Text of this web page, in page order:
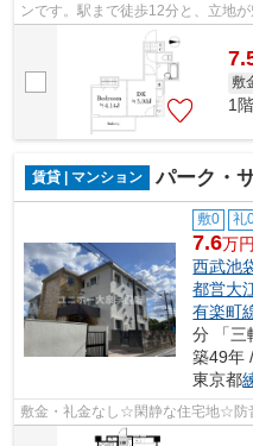
ンです。駅まで徒歩12分と、立地
石神井公園エリアの物件は如何でし
敷
1
賃貸 | マンション パーク・
敷0 礼
7.6万円
西武池
都営大
有楽町
分 「三
築49年
東京都
敷金・礼金なし☆閑静な住宅地☆